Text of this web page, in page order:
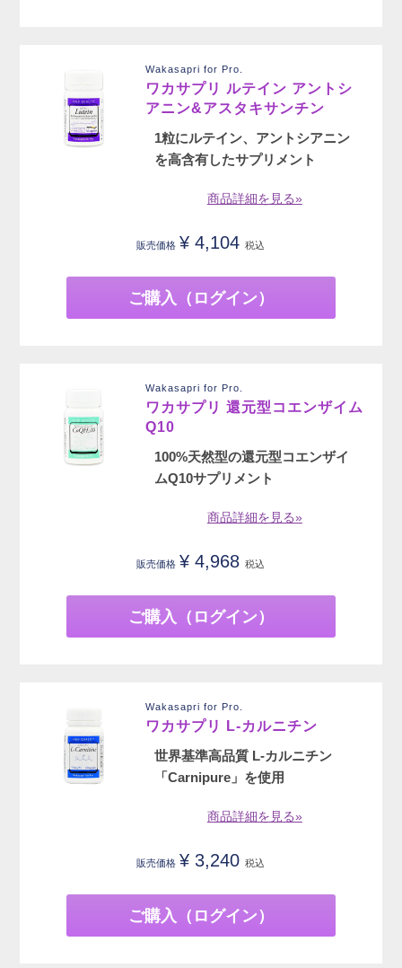
Wakasapri for Pro.
ワカサプリ ルテイン アントシ
アニン&アスタキサンチン
1粒にルテイン、アントシアニン
を高含有したサプリメント
商品詳細を見る»
販売価格 ¥ 4,104 税込
ご購入（ログイン）
Wakasapri for Pro.
ワカサプリ 還元型コエンザイム
Q10
100%天然型の還元型コエンザイ
ムQ10サプリメント
商品詳細を見る»
販売価格 ¥ 4,968 税込
ご購入（ログイン）
Wakasapri for Pro.
ワカサプリ L-カルニチン
世界基準高品質 L-カルニチン
「Carnipure」を使用
商品詳細を見る»
販売価格 ¥ 3,240 税込
ご購入（ログイン）